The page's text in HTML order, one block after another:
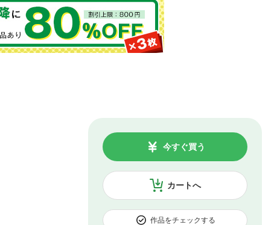
カートへ
今すぐ買う
作品をチェックする